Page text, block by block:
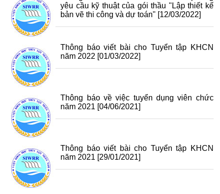
yêu cầu kỹ thuật của gói thầu "Lập thiết kế
bản vẽ thi công và dự toán" [12/03/2022]
Thông báo viết bài cho Tuyển tập KHCN
năm 2022 [01/03/2022]
Thông báo về việc tuyển dụng viên chức
năm 2021 [04/06/2021]
Thông báo viết bài cho Tuyển tập KHCN
năm 2021 [29/01/2021]